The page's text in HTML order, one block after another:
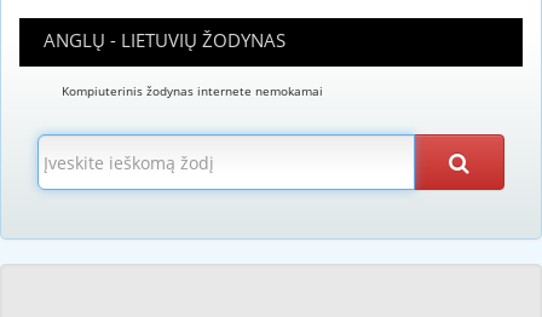
ANGLŲ - LIETUVIŲ ŽODYNAS
Kompiuterinis žodynas internete nemokamai